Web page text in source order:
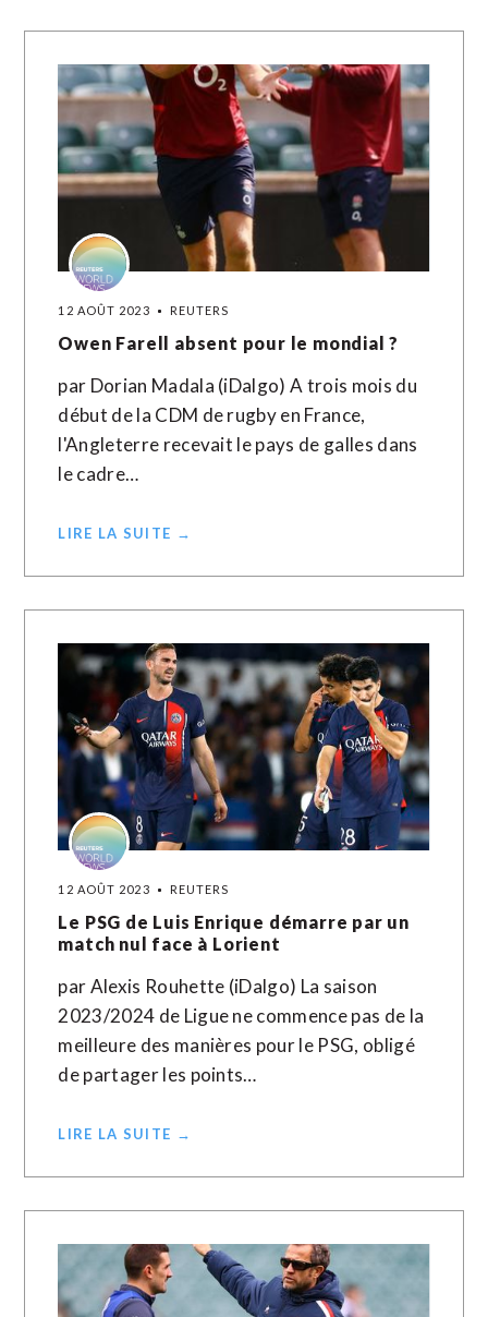
12 AOÛT 2023 REUTERS
Owen Farell absent pour le mondial ?
par Dorian Madala (iDalgo) A trois mois du
début de la CDM de rugby en France,
l'Angleterre recevait le pays de galles dans
le cadre…
LIRE LA SUITE →
12 AOÛT 2023 REUTERS
Le PSG de Luis Enrique démarre par un
match nul face à Lorient
par Alexis Rouhette (iDalgo) La saison
2023/2024 de Ligue ne commence pas de la
meilleure des manières pour le PSG, obligé
de partager les points…
LIRE LA SUITE →